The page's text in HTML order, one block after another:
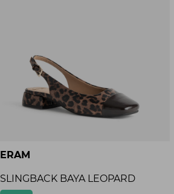
ERAM
SLINGBACK BAYA LEOPARD